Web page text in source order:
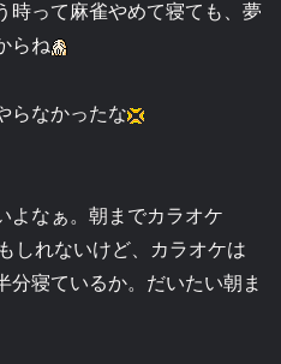
時って麻雀やめて寝ても、夢
らね
らなかったな
よなぁ。朝までカラオケ
しれないけど、カラオケは
分寝ているか。だいたい朝ま